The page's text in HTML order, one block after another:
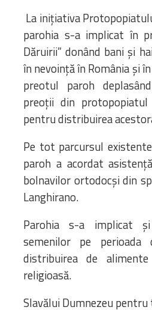
La inițiativa
parohia s-a implicat în
Dăruirii” donând bani și
în nevoință în România și
preotul paroh
preoții din
pentru distribuirea
Pe tot parcursul
paroh a acordat
bolnavilor ortodocși din
Langhirano.
Parohia s-a implicat
semenilor pe perioada
distribuirea de
religioasă.
Slavălui Dumnezeu